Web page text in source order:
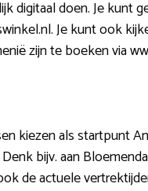
digitaal doen. Je kunt
Je kunt ook
zijn te boeken via
kiezen als startpunt
bijv. aan
de actuele